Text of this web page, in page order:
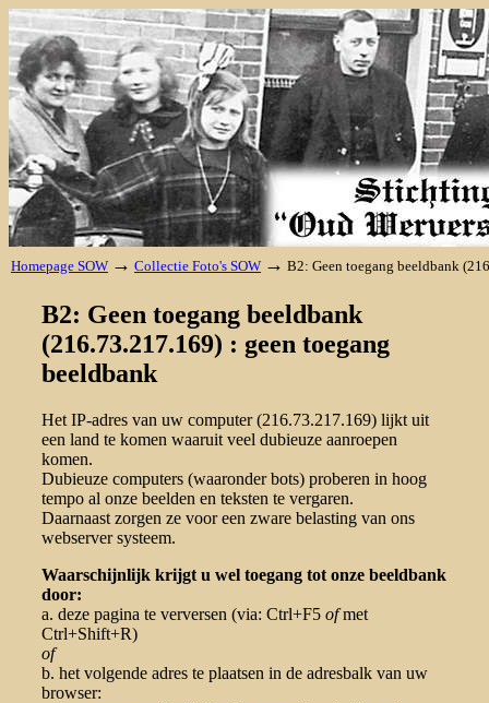
Homepage SOW → Collectie Foto's SOW → B2: Geen toegang beeldbank
B2: Geen toegang beeldbank
(216.73.217.169) : geen toegang
beeldbank
Het IP-adres van uw computer (216.73.217.169) lijkt uit
een land te komen waaruit veel dubieuze aanroepen
komen.
Dubieuze computers (waaronder bots) proberen in hoog
tempo al onze beelden en teksten te vergaren.
Daarnaast zorgen ze voor een zware belasting van ons
webserver systeem.
Waarschijnlijk krijgt u wel toegang tot onze beeldbank
door:
a. deze pagina te verversen (via: Ctrl+F5 ofmet
Ctrl+Shift+R)
of
b. het volgende adres te plaatsen in de adresbalk van uw
browser: